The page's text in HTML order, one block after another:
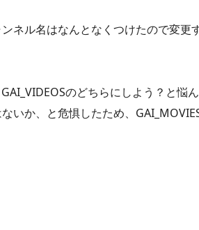
ネル名はなんとなくつけたので変更
のどちらにしよう？と悩
いか、と危惧したため、